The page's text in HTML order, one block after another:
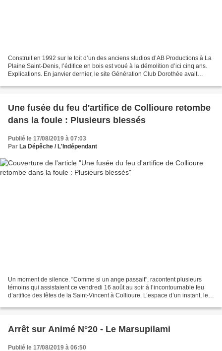
Construit en 1992 sur le toit d’un des anciens studios d’AB Productions à La
Plaine Saint-Denis, l’édifice en bois est voué à la démolition d’ici cinq ans.
Explications. En janvier dernier, le site Génération Club Dorothée avait
Une fusée du feu d'artifice de Collioure retombe
dans la foule : Plusieurs blessés
Publié le 17/08/2019 à 07:03
Par La Dépêche / L'Indépendant
Un moment de silence. "Comme si un ange passait", racontent plusieurs
témoins qui assistaient ce vendredi 16 août au soir à l’incontournable feu
d’artifice des fêtes de la Saint-Vincent à Collioure. L’espace d’un instant, le
Arrêt sur Animé N°20 - Le Marsupilami
Publié le 17/08/2019 à 06:50